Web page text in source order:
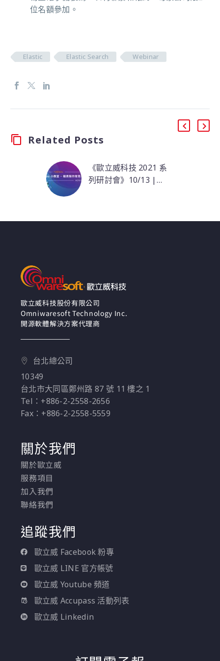
位名額參加。
Elastic Elastic Search Webinar
Related Posts
《歐立威科技 2021 系
列研討會》10/13 |
N 及動態篩選最新日
期。
歐立威科技股份有限公司
Omniwaresoft Technology Inc.
開源軟體解決方案代理商
台北總公司
10349
台北市大同區鄭州路 87 號 11 樓之 1
Tel：+886-2-2558-2656
Fax：+886-2-2558-5559
關於我們
關於歐立威
服務項目
加入我們
聯絡我們
追蹤我們
歐立威 Facebook 粉專
歐立威 LINE 官方帳號
歐立威 Youtube 頻道
歐立威 Accupass 活動列表
歐立威 Linkedin